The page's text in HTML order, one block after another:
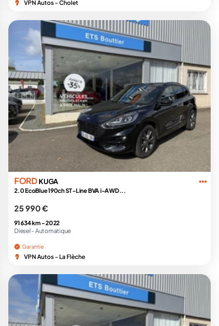
VPN Autos - Cholet
FORD KUGA
2.0 EcoBlue 190ch ST-Line BVA i-AWD...
25 990 €
91 634 km -2022
Diesel - Automatique
Garantie
VPN Autos - La Flèche